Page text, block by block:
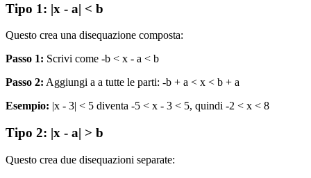
Tipo 1: |x - a| < b
Questo crea una disequazione composta:
Passo 1: Scrivi come -b < x - a < b
Passo 2: Aggiungi a a tutte le parti: -b + a < x < b + a
Esempio: |x - 3| < 5 diventa -5 < x - 3 < 5, quindi -2 < x < 8
Tipo 2: |x - a| > b
Questo crea due disequazioni separate: